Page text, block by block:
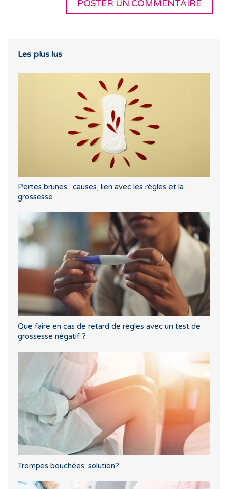
Les plus lus
Pertes brunes : causes, lien avec les règles et la
grossesse
Que faire en cas de retard de règles avec un test de
grossesse négatif ?
Trompes bouchées: solution?